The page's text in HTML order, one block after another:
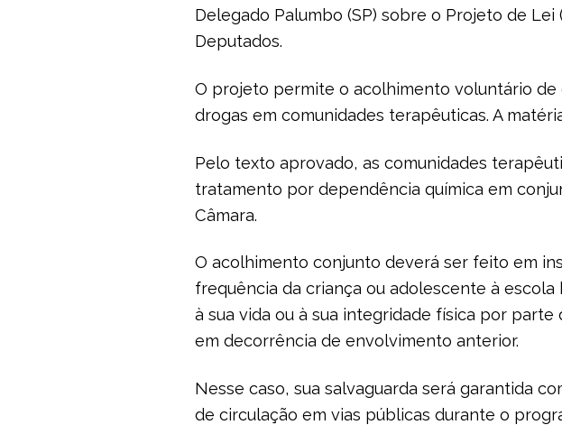
Delegado Palumbo (SP) sobre o Projeto de
Deputados.
O projeto permite o acolhimento voluntário
drogas em comunidades terapêuticas. A
Pelo texto aprovado, as comunidades
tratamento por dependência química em
Câmara.
O acolhimento conjunto deverá ser feito em
frequência da criança ou adolescente à
à sua vida ou à sua integridade física por
em decorrência de envolvimento anterior.
Nesse caso, sua salvaguarda será garantida
de circulação em vias públicas durante o